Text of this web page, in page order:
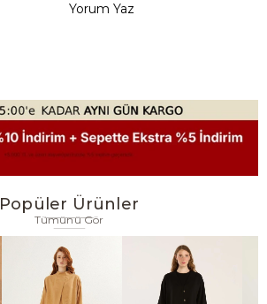
Yorum Yaz
Popüler Ürünler
Tümünü Gör